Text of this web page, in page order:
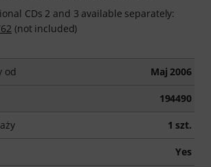
CDs 2 and 3 available separately:
(not included)
od Maj 2006
194490
1 szt.
Yes